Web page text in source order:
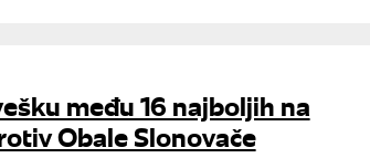
među 16 najboljih na
Obale Slonovače